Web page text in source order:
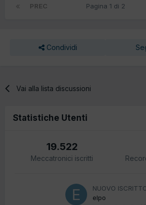
PREC Pagina 1 di 2
Condividi
Vai alla lista discussioni
Statistiche Utenti
19.522
Meccatronici iscritti
NUOVO
elpo